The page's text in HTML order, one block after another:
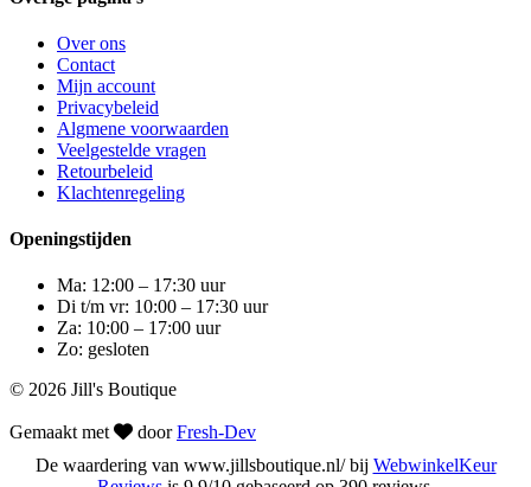
Over ons
Contact
Mijn account
Privacybeleid
Algmene voorwaarden
Veelgestelde vragen
Retourbeleid
Klachtenregeling
Openingstijden
Ma: 12:00 – 17:30 uur
Di t/m vr: 10:00 – 17:30 uur
Za: 10:00 – 17:00 uur
Zo: gesloten
© 2026 Jill's Boutique
Gemaakt met doorFresh-Dev
De waardering van www.jillsboutique.nl/ bij WebwinkelKeur